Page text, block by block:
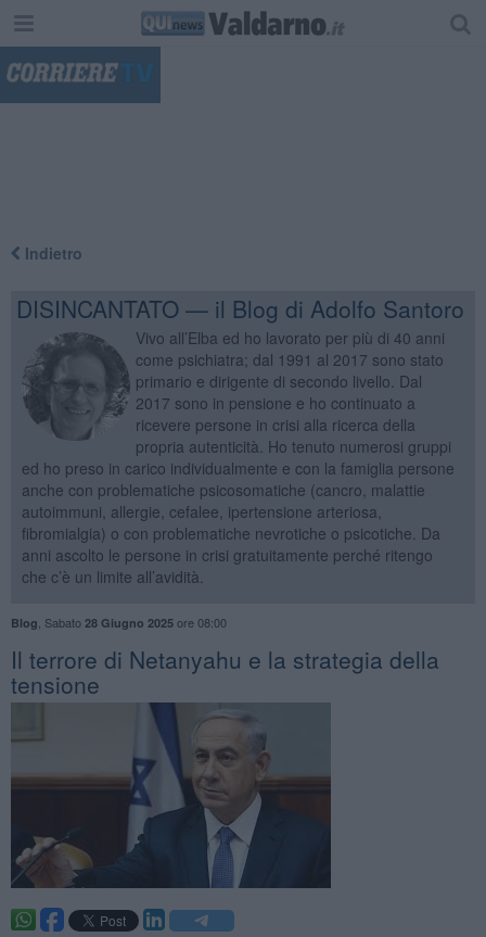
Indietro
DISINCANTATO — il Blog di Adolfo Santoro
Vivo all’Elba ed ho lavorato per più di 40 anni
come psichiatra; dal 1991 al 2017 sono stato
primario e dirigente di secondo livello. Dal
2017 sono in pensione e ho continuato a
ricevere persone in crisi alla ricerca della
propria autenticità. Ho tenuto numerosi gruppi
ed ho preso in carico individualmente e con la famiglia persone
anche con problematiche psicosomatiche (cancro, malattie
autoimmuni, allergie, cefalee, ipertensione arteriosa,
fibromialgia) o con problematiche nevrotiche o psicotiche. Da
anni ascolto le persone in crisi gratuitamente perché ritengo
che c’è un limite all’avidità.
Blog Sabato 28 Giugno 2025ore 08:00
​Il terrore di Netanyahu e la strategia della
tensione